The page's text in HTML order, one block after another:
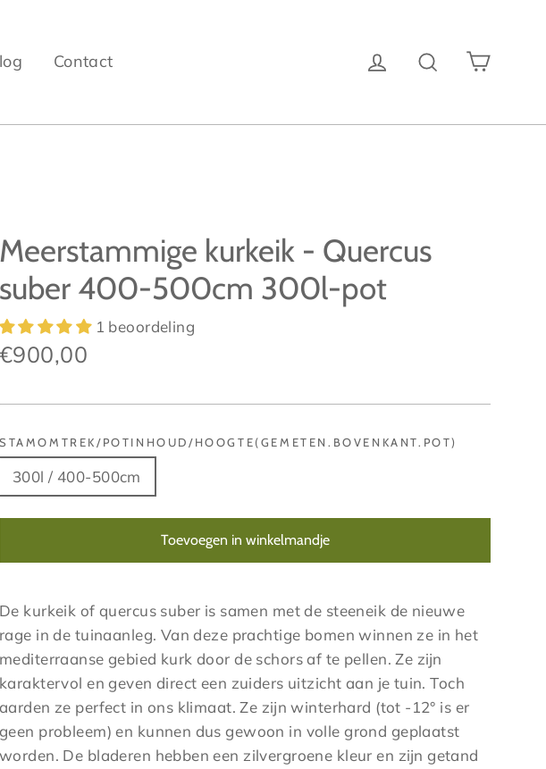
Contact InloggenZoeken
Meerstammige kurkeik - Quercus
suber 400-500cm 300l-pot
1 beoordeling
Normale
€900,00
STAMOMTREK/POTINHOUD/HOOGTE(GEMETEN.BOVENKANT.POT)
300l / 400-500cm
Toevoegen in winkelmandje
De kurkeik of quercus suber is samen met de steeneik de nieuwe
rage in de tuinaanleg. Van deze prachtige bomen winnen ze in het
mediterraanse gebied kurk door de schors af te pellen. Ze zijn
karaktervol en geven direct een zuiders uitzicht aan je tuin. Toch
aarden ze perfect in ons klimaat. Ze zijn winterhard (tot -12° is er
geen probleem) en kunnen dus gewoon in volle grond geplaatst
worden. De bladeren hebben een zilvergroene kleur en zijn getand